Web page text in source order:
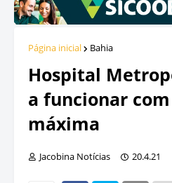
Página inicial Bahia
Hospital
a funcionar
máxima
Jacobina Notícias 20.4.21